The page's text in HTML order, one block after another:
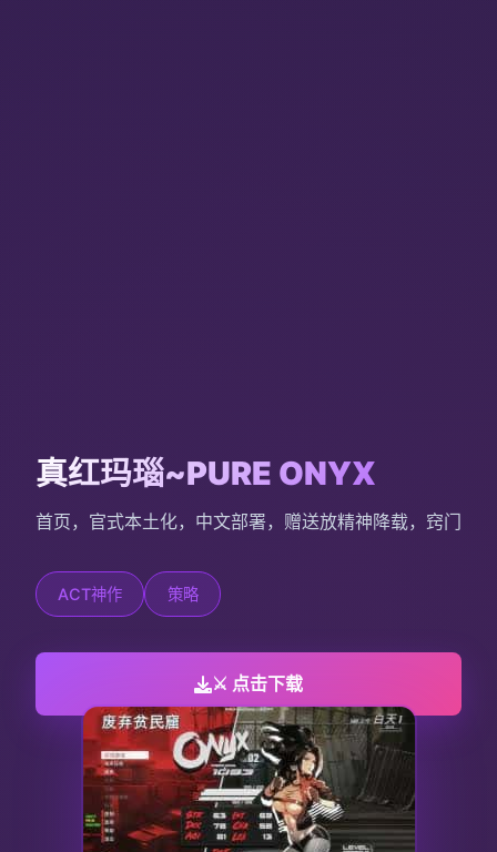
真红玛瑙~PURE ONYX
首页，官式本土化，中文部署，赠送放精神降载，窍门
ACT神作 策略
⚔️ 点击下载